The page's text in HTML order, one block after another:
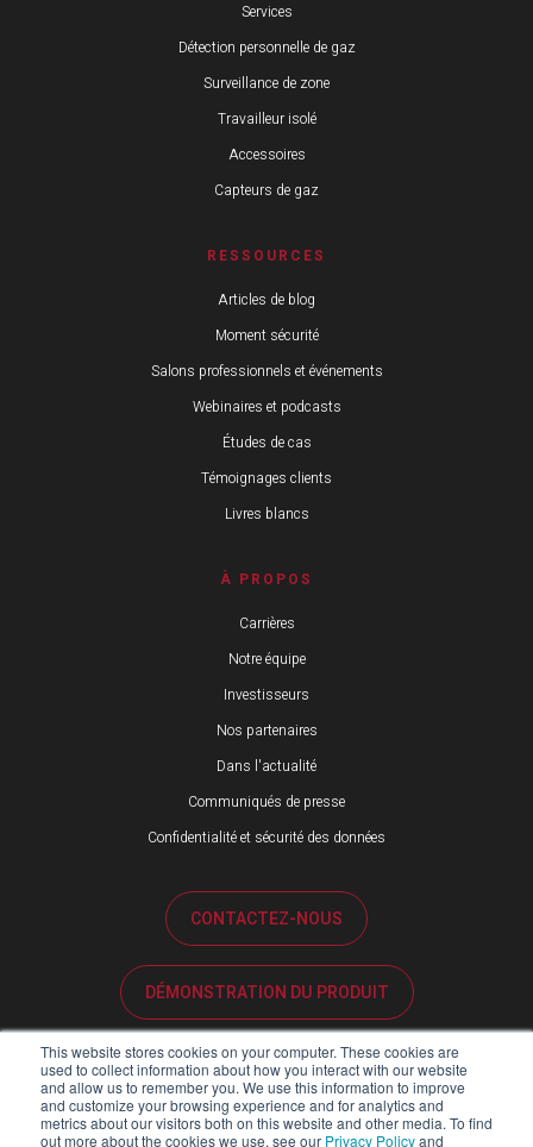
This website stores cookies on your computer. These cookies are
used to collect information about how you interact with our website
and allow us to remember you. We use this information to improve
and customize your browsing experience and for analytics and
metrics about our visitors both on this website and other media. To find
out more about the cookies we use, see our Privacy Policyand
Services
Détection personnelle de gaz
Surveillance de zone
Travailleur isolé
Accessoires
Capteurs de gaz
RESSOURCES
Articles de blog
Moment sécurité
Salons professionnels et événements
Webinaires et podcasts
Études de cas
Témoignages clients
Livres blancs
À PROPOS
Carrières
Notre équipe
Investisseurs
Nos partenaires
Dans l'actualité
Communiqués de presse
Confidentialité et sécurité des données
CONTACTEZ-NOUS
DÉMONSTRATION DU PRODUIT
ASSISTANCE CLIENTÈLE
PORTAIL PARTENAIRES